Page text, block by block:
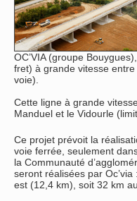
OC’VIA (groupe
fret) à grande vitesse
voie).
Cette ligne à grande
Manduel et le Vidourle
Ce projet prévoit la
voie ferrée, seulement
la Communauté
seront réalisées par
est (12,4 km), soit 32 km